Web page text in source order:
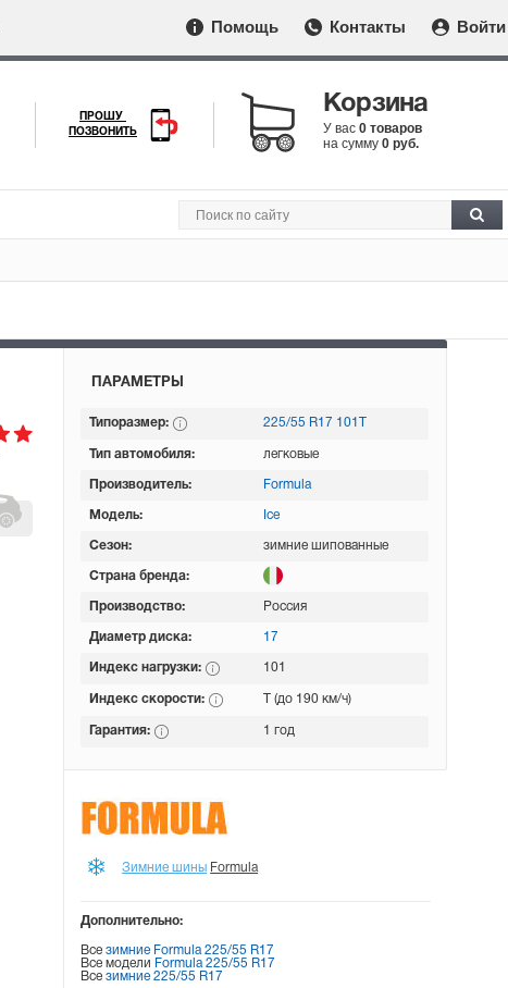
Помощь Контакты Войти
ПРОШУ
ПОЗВОНИТЬ
Корзина
У вас 0 товаров
на сумму 0 руб.
ПАРАМЕТРЫ
Типоразмер: 225/55 R17 101T
Тип автомобиля: легковые
Производитель: Formula
Модель: Ice
Сезон: зимние шипованные
Страна бренда:
Производство: Россия
Диаметр диска: 17
Индекс нагрузки: 101
Индекс скорости: T (до 190 км/ч)
Гарантия: 1 год
Зимние шины Formula
Дополнительно:
Всезимние Formula 225/55 R17
Все модели Formula 225/55 R17
Всезимние 225/55 R17